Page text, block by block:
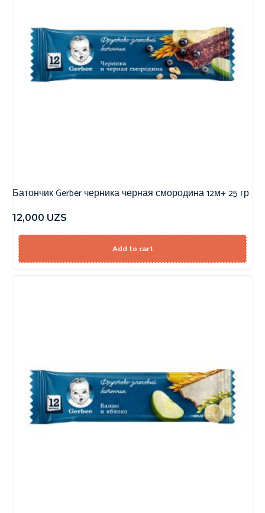
Батончик Gerber черника черная смородина 12м+ 25 гр
12,000 UZS
Add to cart